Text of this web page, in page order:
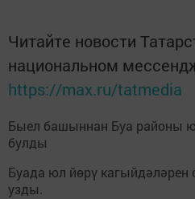
Читайте новости
национальном
https://max.ru/tatmedia
Быел башыннан Буа районы
булды
Буада юл йөрү кагыйдәләрен
узды.